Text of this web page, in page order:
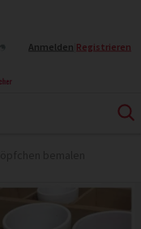
Anmelden Registrieren